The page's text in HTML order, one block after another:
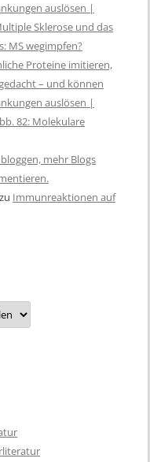
auslösen |
Sklerose und das
MS wegimpfen?
Proteine imitieren,
– und können
auslösen |
82: Molekulare
mehr Blogs
zu Immunreaktionen auf